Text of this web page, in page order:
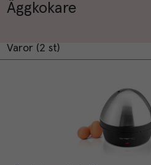
Äggkokare
Varor (2 st)